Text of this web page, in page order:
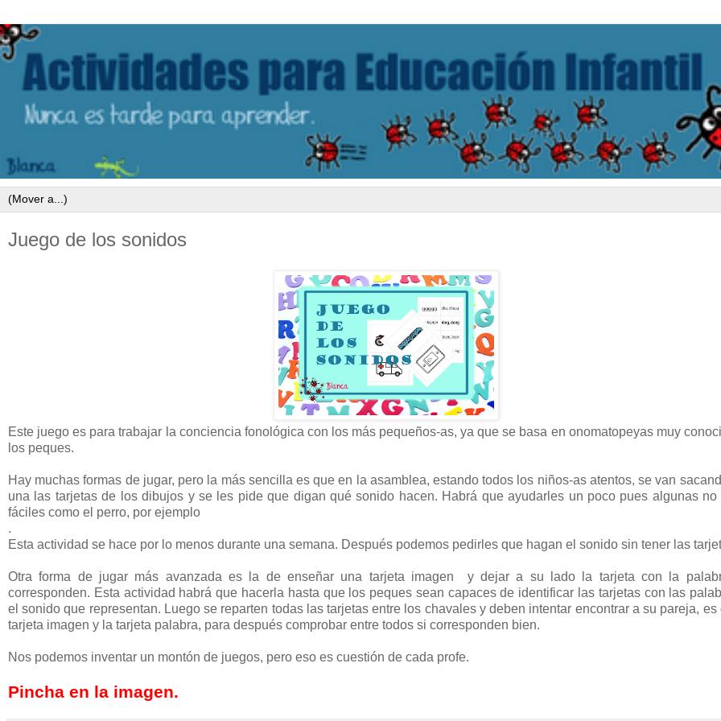
Juego de los sonidos
Este juego es para trabajar la conciencia fonológica con los más pequeños-as, ya que se basa en onomatopeyas muy
los peques.
Hay muchas formas de jugar, pero la más sencilla es que en la asamblea, estando todos los niños-as atentos, se van
una las tarjetas de los dibujos y se les pide que digan qué sonido hacen. Habrá que ayudarles un poco pues algunas no
fáciles como el perro, por ejemplo
.
Esta actividad se hace por lo menos durante una semana. Después podemos pedirles que hagan el sonido sin tener las
Otra forma de jugar más avanzada es la de enseñar una tarjeta imagen y dejar a su lado la tarjeta con la
corresponden. Esta actividad habrá que hacerla hasta que los peques sean capaces de identificar las tarjetas con las
el sonido que representan. Luego se reparten todas las tarjetas entre los chavales y deben intentar encontrar a su pareja, es
tarjeta imagen y la tarjeta palabra, para después comprobar entre todos si corresponden bien.
Nos podemos inventar un montón de juegos, pero eso es cuestión de cada profe.
Pincha en la imagen.